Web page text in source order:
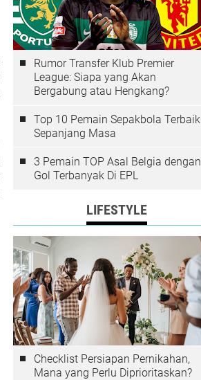
Rumor Transfer Klub Premier
League: Siapa yang Akan
Bergabung atau Hengkang?
Top 10 Pemain Sepakbola Terbaik
Sepanjang Masa
3 Pemain TOP Asal Belgia dengan
Gol Terbanyak Di EPL
LIFESTYLE
Checklist Persiapan Pernikahan,
Mana yang Perlu Diprioritaskan?